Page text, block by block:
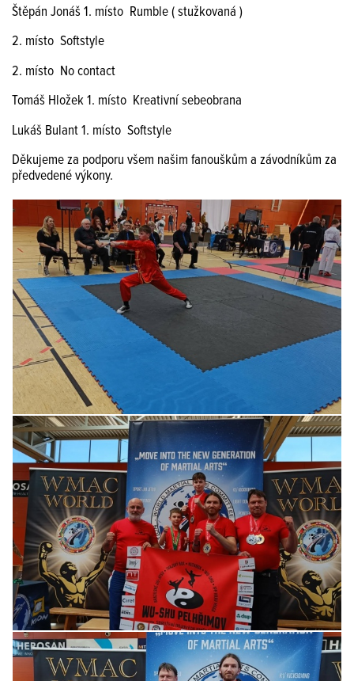
Štěpán Jonáš 1. místo Rumble ( stužkovaná )
2. místo Softstyle
2. místo No contact
Tomáš Hložek 1. místo Kreativní sebeobrana
Lukáš Bulant 1. místo Softstyle
Děkujeme za podporu všem našim fanouškům a závodníkům za
předvedené výkony.